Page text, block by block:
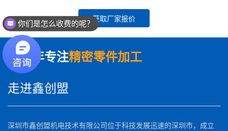
获取厂家报价
数十年专注精密零件加工
走进鑫创盟
深圳市鑫创盟机电技术有限公司位于科技发展迅速的深圳市，成立
现在有优惠活动么？